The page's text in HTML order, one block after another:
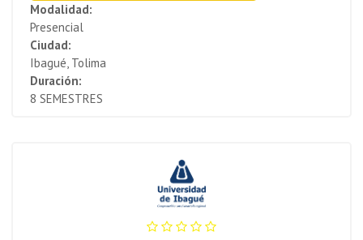
Modalidad:
Presencial
Ciudad:
Ibagué, Tolima
Duración:
8 SEMESTRES